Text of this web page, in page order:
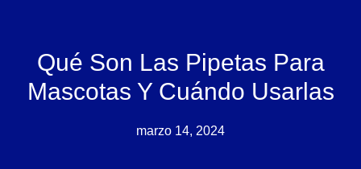
Qué Son Las Pipetas Para
Mascotas Y Cuándo Usarlas
marzo 14, 2024